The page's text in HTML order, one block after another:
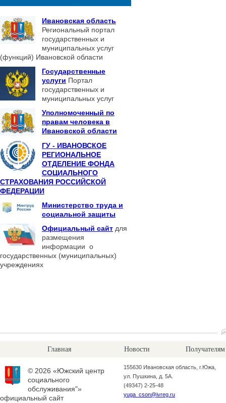
Ивановская область
Региональный портал
государственных и
муниципальных услуг
(функций) Ивановской области
Государственные
услуги Портал
государственных и
муниципальных услуг
Уполномоченный по
правам человека в
Ивановской области
ГУ - ИВАНОВСКОЕ
РЕГИОНАЛЬНОЕ
ОТДЕЛЕНИЕ ФОНДА
СОЦИАЛЬНОГО
СТРАХОВАНИЯ РОССИЙСКОЙ
ФЕДЕРАЦИИ
Министерство труда и
социальной защиты
Официальный сайт для
размещения
информации о
государственных (муниципальных)
учреждениях
Главная Новости Получателям
© 2026 «Южский центр
социального
обслуживания"»
официальный сайт
155630 Ивановская область, г.Южа,
ул. Пушкина, д. 5А.
(49347) 2-25-48
yuga_cson@ivreg.ru